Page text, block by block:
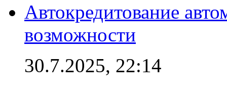
Автокредитование
возможности
30.7.2025, 22:14